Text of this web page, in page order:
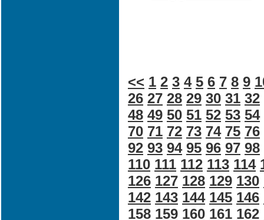
<< 1 2 3 4 5 6 7 8 9
26 27 28 29 30 31 32
48 49 50 51 52 53 54
70 71 72 73 74 75 76
92 93 94 95 96 97 98
110 111 112 113 114
126 127 128 129 130
142 143 144 145 146
158 159 160 161 162